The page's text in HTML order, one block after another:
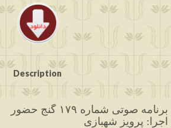
Description
برنامه صوتی شماره ۱۷۹ گنج حضور
اجرا: پرویز شهبازی